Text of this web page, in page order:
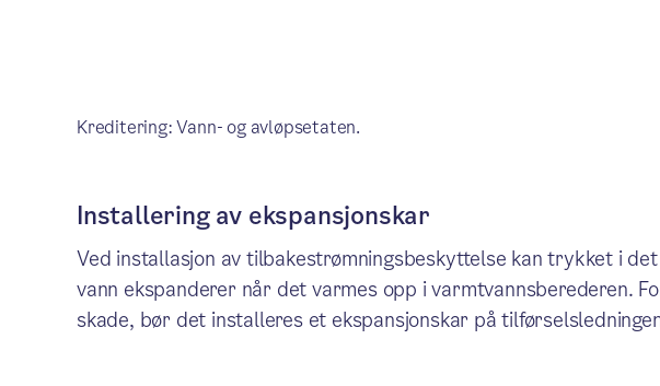
Kreditering: Vann- og avløpsetaten.
Installering av ekspansjonskar
Ved installasjon av tilbakestrømningsbeskyttelse kan trykket i
vann ekspanderer når det varmes opp i varmtvannsberederen.
skade, bør det installeres et ekspansjonskar på